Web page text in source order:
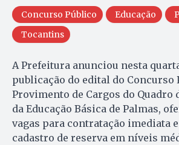
Concurso Público Educação
Tocantins
A Prefeitura anunciou nesta
publicação do edital do Concurso
Provimento de Cargos do Quadro
da Educação Básica de Palmas,
vagas para contratação imediata e
cadastro de reserva em níveis